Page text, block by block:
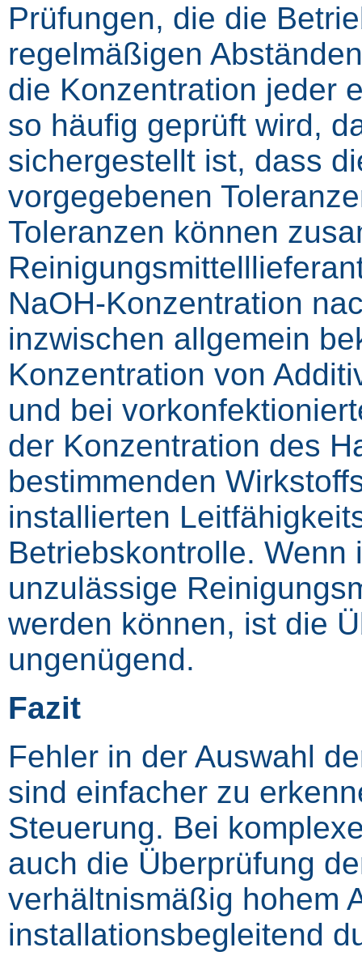
Prüfungen, die die
regelmäßigen
die Konzentration jeder
so häufig geprüft wird,
sichergestellt ist, dass
vorgegebenen
Toleranzen können
NaOH-Konzentration
inzwischen allgemein
Konzentration von
und bei
der Konzentration des
bestimmenden
installierten
Betriebskontrolle.
unzulässige
werden können, ist die
ungenügend.
Fazit
Fehler in der Auswahl
sind einfacher zu
Steuerung. Bei
auch die Überprüfung
verhältnismäßig hohem
installationsbegleitend